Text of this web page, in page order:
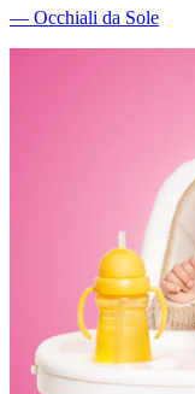
― Occhiali da Sole